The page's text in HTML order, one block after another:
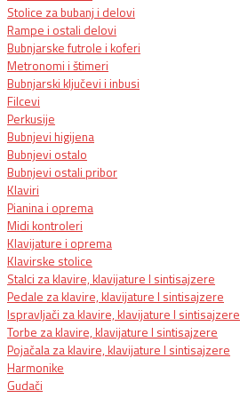
Stolice za bubanj i delovi
Rampe i ostali delovi
Bubnjarske futrole i koferi
Metronomi i štimeri
Bubnjarski ključevi i inbusi
Filcevi
Perkusije
Bubnjevi higijena
Bubnjevi ostalo
Bubnjevi ostali pribor
Klaviri
Pianina i oprema
Midi kontroleri
Klavijature i oprema
Klavirske stolice
Stalci za klavire, klavijature I sintisajzere
Pedale za klavire, klavijature I sintisajzere
Ispravljači za klavire, klavijature I sintisajzere
Torbe za klavire, klavijature I sintisajzere
Pojačala za klavire, klavijature I sintisajzere
Harmonike
Gudači